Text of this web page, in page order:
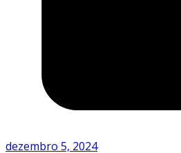
dezembro 5, 2024